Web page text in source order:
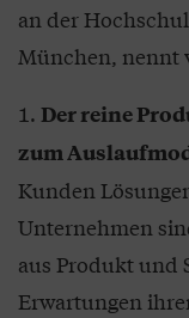
an der
München, nennt
Der reine
zum
Kunden
Unternehmen
aus Produkt und
Erwartungen